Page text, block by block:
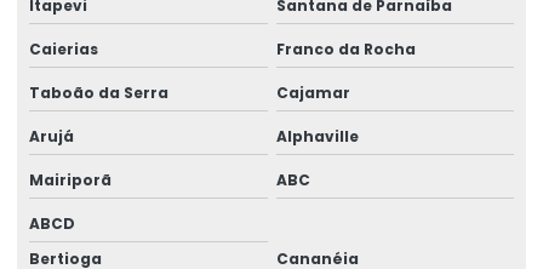
Montagem de estruturas metálicas
Obra Industrial Chave Na Mão
Orçamento De Projeto Estrutural
Orçamento galpão estrutura metálica
Orçamento projeto estrutural
Orçamento projeto estrutural metálico
Itapevi Santana de Parnaíba
Caierias Franco da Rocha
Taboão da Serra Cajamar
Arujá Alphaville
Mairiporã ABC
ABCD
Bertioga
Cananéia